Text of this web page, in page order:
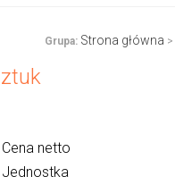
Grupa: Strona główna >
Cena netto
Jednostka